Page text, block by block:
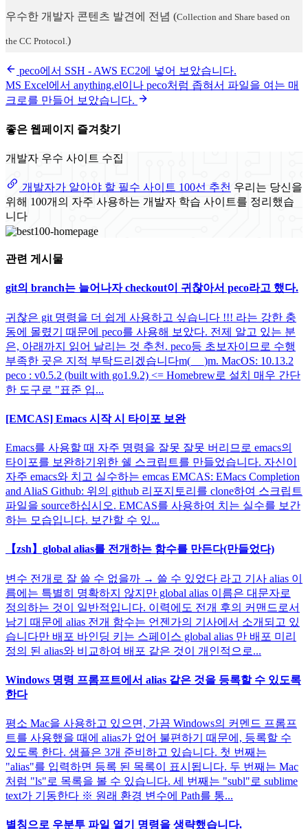
우수한 개발자 콘텐츠 발견에 전념 (Collection and Share based on
the CC Protocol. )
peco에서 SSH - AWS EC2에 넣어 보았습니다.
MS Excel에서 anything.el이나 peco처럼 좁혀서 파일을 여는 매
크로를 만들어 보았습니다.
좋은 웹페이지 즐겨찾기
개발자 우수 사이트 수집
개발자가 알아야 할 필수 사이트 100선 추천 우리는 당신을
위해 100개의 자주 사용하는 개발자 학습 사이트를 정리했습
니다
관련 게시물
git의 branch는 늘어나자 checkout이 귀찮아서 peco라고 했다.
귀찮은 git 명령을 더 쉽게 사용하고 싶습니다 !!! 라는 강한 충
동에 몰렸기 때문에 peco를 사용해 보았다. 전제 알고 있는 분
은, 아래까지 읽어 날리는 것 추천. peco등 초보자이므로 수행
부족한 곳은 지적 부탁드리겠습니다m(_ _)m. MacOS: 10.13.2
peco : v0.5.2 (built with go1.9.2) <= Homebrew로 설치 매우 간단
한 도구로 "표준 입...
[EMCAS] Emacs 시작 시 타이포 보완
Emacs를 사용할 때 자주 명령을 잘못 잘못 버리므로 emacs의
타이포를 보완하기위한 쉘 스크립트를 만들었습니다. 자신이
자주 emacs와 치고 실수하는 emcas EMCAS: EMacs Completion
and AliaS Github: 위의 github 리포지토리를 clone하여 스크립트
파일을 source하십시오. EMCAS를 사용하여 치는 실수를 보간
하는 모습입니다. 보간할 수 있...
【zsh】global alias를 전개하는 함수를 만든다(만들었다)
변수 전개로 잘 쓸 수 없을까 → 쓸 수 있었다 라고 기사 alias 이
름에는 특별히 명확하지 않지만 global alias 이름은 대문자로
정의하는 것이 일반적입니다. 이력에도 전개 후의 커맨드로서
남기 때문에 alias 전개 함수는 언젠가의 기사에서 소개되고 있
습니다만 배포 바인딩 키는 스페이스 global alias 만 배포 미리
정의 된 alias와 비교하여 배포 같은 것이 개인적으로...
Windows 명령 프롬프트에서 alias 같은 것을 등록할 수 있도록
한다
평소 Mac을 사용하고 있으면, 가끔 Windows의 커멘드 프롬프
트를 사용했을 때에 alias가 없어 불편하기 때문에, 등록할 수
있도록 한다. 샘플은 3개 준비하고 있습니다. 첫 번째는
"alias"를 입력하면 등록 된 목록이 표시됩니다. 두 번째는 Mac
처럼 "ls"로 목록을 볼 수 있습니다. 세 번째는 "subl"로 sublime
text가 기동한다 ※ 원래 환경 변수에 Path를 통...
별칭으로 우분투 파일 열기 명령을 생략했습니다.